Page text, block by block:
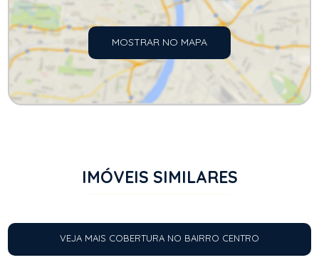
MOSTRAR NO MAPA
IMÓVEIS SIMILARES
VEJA MAIS COBERTURA NO BAIRRO CENTRO